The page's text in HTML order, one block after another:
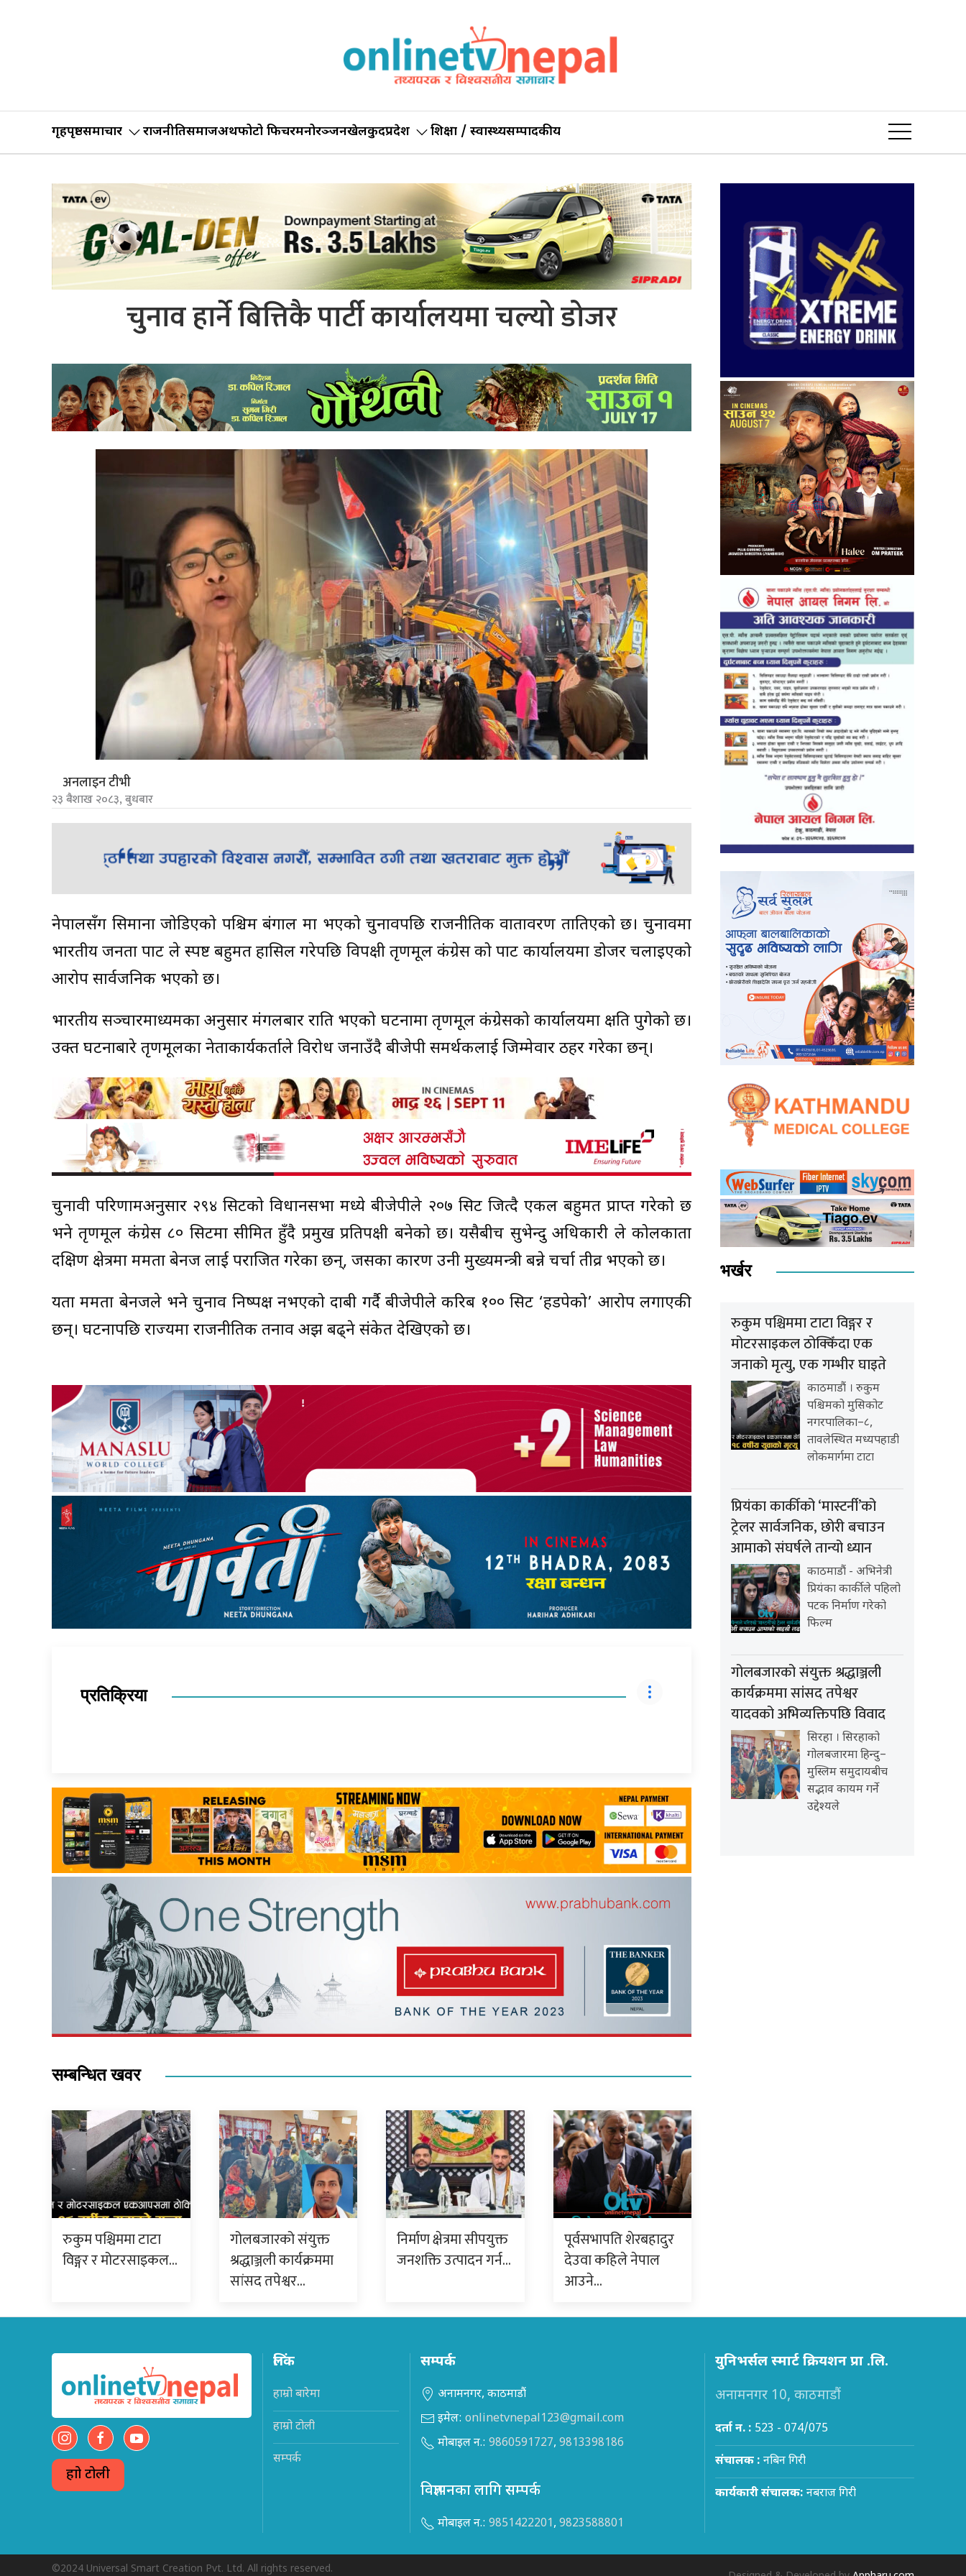
गृहपृष्ठसमाचार राजनीतिसमाजअर्थफोटो फिचरमनोरञ्जनखेलकुदप्रदेश शिक्षा / स्वास्थ्यसम्पादकीय
चुनाव हार्ने बित्तिकै पार्टी कार्यालयमा चल्यो डोजर
अनलाइन टीभी
२३ बैशाख २०८३, बुधबार
नेपालसँग सिमाना जोडिएको पश्चिम बंगाल मा भएको चुनावपछि राजनीतिक वातावरण तातिएको छ। चुनावमा
भारतीय जनता पार्टी ले स्पष्ट बहुमत हासिल गरेपछि विपक्षी तृणमूल कंग्रेस को पार्टी कार्यालयमा डोजर चलाइएको
आरोप सार्वजनिक भएको छ।
भारतीय सञ्चारमाध्यमका अनुसार मंगलबार राति भएको घटनामा तृणमूल कंग्रेसको कार्यालयमा क्षति पुगेको छ।
उक्त घटनाबारे तृणमूलका नेताकार्यकर्ताले विरोध जनाउँदै बीजेपी समर्थकलाई जिम्मेवार ठहर गरेका छन्।
चुनावी परिणामअनुसार २९४ सिटको विधानसभा मध्ये बीजेपीले २०७ सिट जित्दै एकल बहुमत प्राप्त गरेको छ
भने तृणमूल कंग्रेस ८० सिटमा सीमित हुँदै प्रमुख प्रतिपक्षी बनेको छ। यसैबीच सुभेन्दु अधिकारी ले कोलकाता
दक्षिण क्षेत्रमा ममता बेनर्जी लाई पराजित गरेका छन्, जसका कारण उनी मुख्यमन्त्री बन्ने चर्चा तीव्र भएको छ।
यता ममता बेनर्जीले भने चुनाव निष्पक्ष नभएको दाबी गर्दै बीजेपीले करिब १०० सिट ‘हडपेको’ आरोप लगाएकी
छन्। घटनापछि राज्यमा राजनीतिक तनाव अझ बढ्ने संकेत देखिएको छ।
प्रतिक्रिया
सम्बन्धित खवर
रुकुम पश्चिममा टाटा
विङ्गर र मोटरसाइकल…
गोलबजारको संयुक्त
श्रद्धाञ्जली कार्यक्रममा
सांसद तपेश्वर…
निर्माण क्षेत्रमा सीपयुक्त
जनशक्ति उत्पादन गर्न…
पूर्वसभापति शेरबहादुर
देउवा कहिले नेपाल
आउने…
भर्खर
रुकुम पश्चिममा टाटा विङ्गर र
मोटरसाइकल ठोक्किँदा एक
जनाको मृत्यु, एक गम्भीर घाइते
काठमाडौं । रुकुम
पश्चिमको मुसिकोट
नगरपालिका–८,
तावलेस्थित मध्यपहाडी
लोकमार्गमा टाटा
प्रियंका कार्कीको ‘मास्टर्नी’को
ट्रेलर सार्वजनिक, छोरी बचाउन
आमाको संघर्षले तान्यो ध्यान
काठमाडौं - अभिनेत्री
प्रियंका कार्कीले पहिलो
पटक निर्माण गरेको
फिल्म
गोलबजारको संयुक्त श्रद्धाञ्जली
कार्यक्रममा सांसद तपेश्वर
यादवको अभिव्यक्तिपछि विवाद
सिरहा । सिरहाको
गोलबजारमा हिन्दु–
मुस्लिम समुदायबीच
सद्भाव कायम गर्ने
उद्देश्यले
हाम्रो टोली
लिंक
हाम्रो बारेमा
हाम्रो टोली
सम्पर्क
सम्पर्क
अनामनगर, काठमाडौं
इमेल: onlinetvnepal123@gmail.com
मोबाइल न.: 9860591727, 9813398186
विज्ञापनका लागि सम्पर्क
मोबाइल न.: 9851422201, 9823588801
युनिभर्सल स्मार्ट क्रियशन प्रा .लि.
अनामनगर 10, काठमाडौं
दर्ता न. : 523 - 074/075
संचालक : नबिन गिरी
कार्यकारी संचालक: नबराज गिरी
©2024 Universal Smart Creation Pvt. Ltd. All rights reserved.